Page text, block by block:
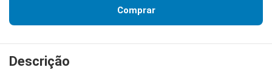
Comprar
Descrição